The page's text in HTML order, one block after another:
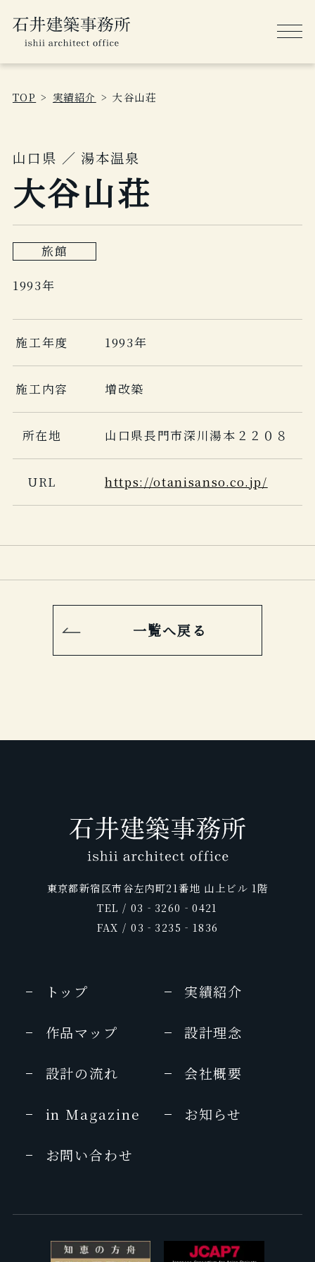
TOP 実績紹介 大谷山荘
山口県 ／ 湯本温泉
大谷山荘
旅館
1993年
施工年度 1993年
施工内容 増改築
所在地 山口県長門市深川湯本２２０８
URL https://otanisanso.co.jp/
一覧へ戻る
東京都新宿区市谷左内町21番地 山上ビル 1階
TEL / 03‐3260‐0421
FAX / 03‐3235‐1836
トップ 実績紹介
作品マップ 設計理念
設計の流れ 会社概要
in Magazine お知らせ
お問い合わせ